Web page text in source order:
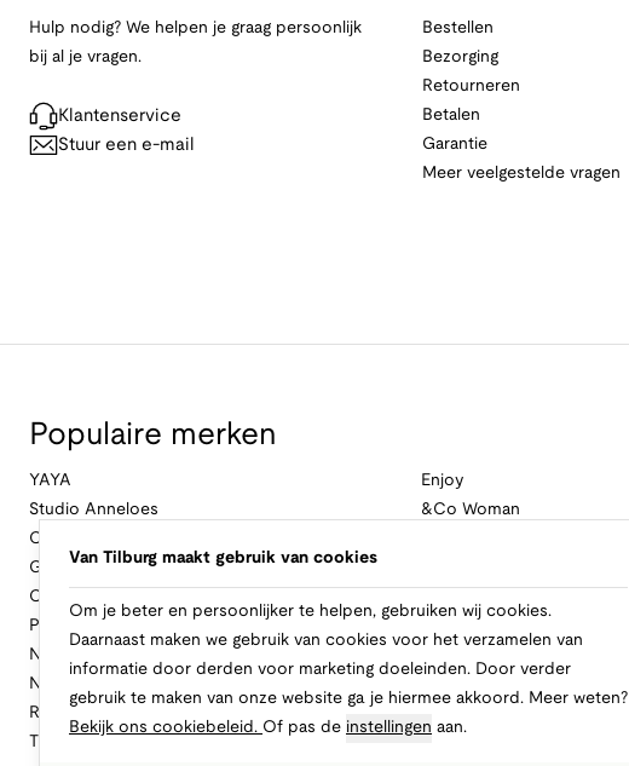
Hulp nodig? We helpen je graag persoonlijk
bij al je vragen.
Klantenservice
Stuur een e-mail
Bestellen
Bezorging
Retourneren
Betalen
Garantie
Meer veelgestelde vragen
Populaire merken
YAYA
Studio Anneloes
Cambio
Geisha
Cast Iron
Profuomo
No Excess
New Balance
Rinascimento
Enjoy
&Co Woman
Van Tilburg maakt gebruik van cookies
Om je beter en persoonlijker te helpen, gebruiken wij cookies.
Daarnaast maken we gebruik van cookies voor het verzamelen van
informatie door derden voor marketing doeleinden. Door verder
gebruik te maken van onze website ga je hiermee akkoord. Meer weten?
Bekijk ons cookiebeleid. Of pas de instellingen aan.